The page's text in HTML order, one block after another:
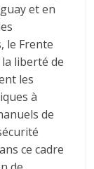
et en
le Frente
liberté de
les
à
de
ce cadre